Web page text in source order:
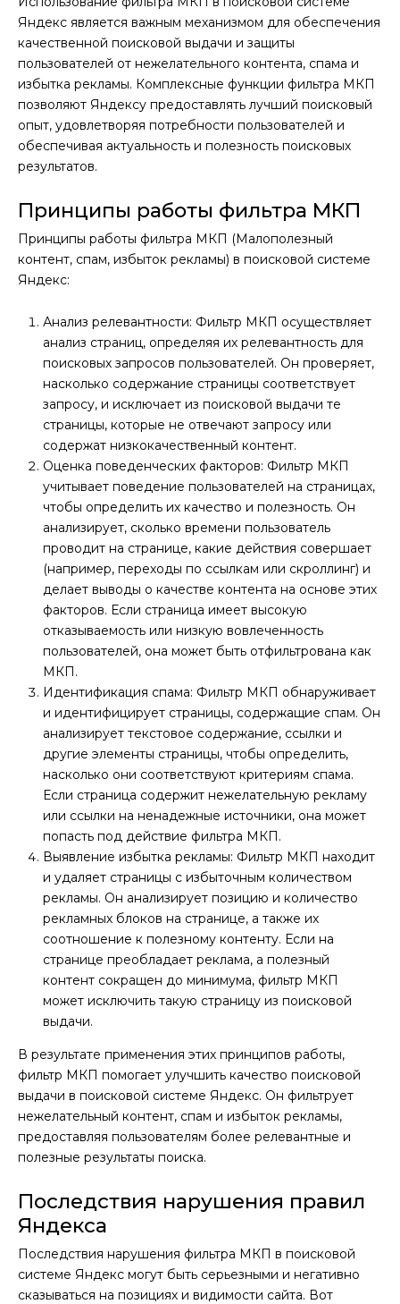
Яндекс является важным механизмом для обеспечения
качественной поисковой выдачи и защиты
пользователей от нежелательного контента, спама и
избытка рекламы. Комплексные функции фильтра МКП
позволяют Яндексу предоставлять лучший поисковый
опыт, удовлетворяя потребности пользователей и
обеспечивая актуальность и полезность поисковых
результатов.
Принципы работы фильтра МКП
Принципы работы фильтра МКП (Малополезный
контент, спам, избыток рекламы) в поисковой системе
Яндекс:
Анализ релевантности: Фильтр МКП осуществляет
анализ страниц, определяя их релевантность для
поисковых запросов пользователей. Он проверяет,
насколько содержание страницы соответствует
запросу, и исключает из поисковой выдачи те
страницы, которые не отвечают запросу или
содержат низкокачественный контент.
Оценка поведенческих факторов: Фильтр МКП
учитывает поведение пользователей на страницах,
чтобы определить их качество и полезность. Он
анализирует, сколько времени пользователь
проводит на странице, какие действия совершает
(например, переходы по ссылкам или скроллинг) и
делает выводы о качестве контента на основе этих
факторов. Если страница имеет высокую
отказываемость или низкую вовлеченность
пользователей, она может быть отфильтрована как
МКП.
Идентификация спама: Фильтр МКП обнаруживает
и идентифицирует страницы, содержащие спам. Он
анализирует текстовое содержание, ссылки и
другие элементы страницы, чтобы определить,
насколько они соответствуют критериям спама.
Если страница содержит нежелательную рекламу
или ссылки на ненадежные источники, она может
попасть под действие фильтра МКП.
Выявление избытка рекламы: Фильтр МКП находит
и удаляет страницы с избыточным количеством
рекламы. Он анализирует позицию и количество
рекламных блоков на странице, а также их
соотношение к полезному контенту. Если на
странице преобладает реклама, а полезный
контент сокращен до минимума, фильтр МКП
может исключить такую страницу из поисковой
выдачи.
В результате применения этих принципов работы,
фильтр МКП помогает улучшить качество поисковой
выдачи в поисковой системе Яндекс. Он фильтрует
нежелательный контент, спам и избыток рекламы,
предоставляя пользователям более релевантные и
полезные результаты поиска.
Последствия нарушения правил
Яндекса
Последствия нарушения фильтра МКП в поисковой
системе Яндекс могут быть серьезными и негативно
сказываться на позициях и видимости сайта. Вот